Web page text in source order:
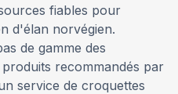
fiables pour
d'élan norvégien.
de gamme des
recommandés par
service de croquettes